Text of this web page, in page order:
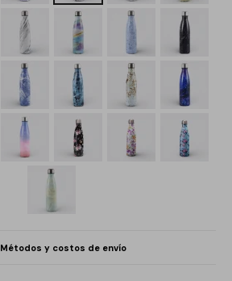
Métodos y costos de envío